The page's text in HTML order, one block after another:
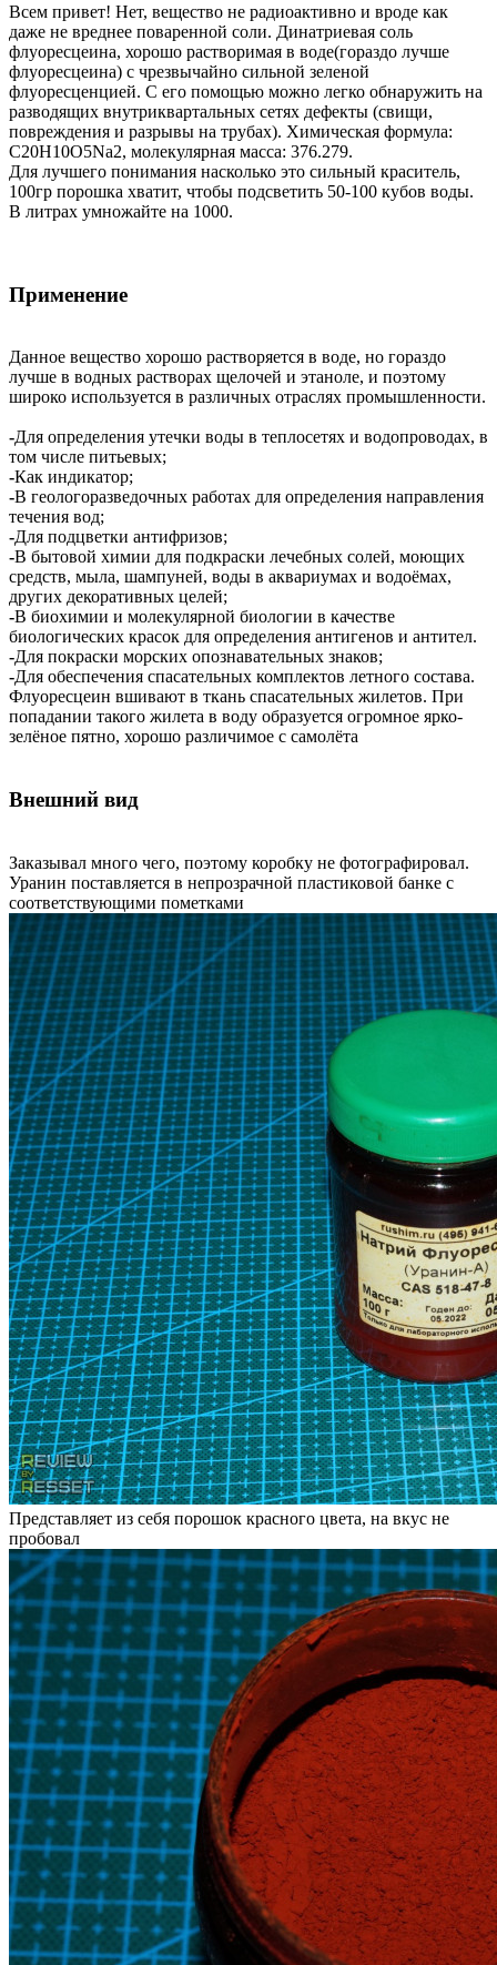
Всем привет! Нет, вещество не радиоактивно и вроде как
даже не вреднее поваренной соли. Динатриевая соль
флуоресцеина, хорошо растворимая в воде(гораздо лучше
флуоресцеина) с чрезвычайно сильной зеленой
флуоресценцией. С его помощью можно легко обнаружить на
разводящих внутриквартальных сетях дефекты (свищи,
повреждения и разрывы на трубах). Химическая формула:
C20H10O5Na2, молекулярная масса: 376.279.
Для лучшего понимания насколько это сильный краситель,
100гр порошка хватит, чтобы подсветить 50-100 кубов воды.
В литрах умножайте на 1000.
Применение
Данное вещество хорошо растворяется в воде, но гораздо
лучше в водных растворах щелочей и этаноле, и поэтому
широко используется в различных отраслях промышленности.
-Для определения утечки воды в теплосетях и водопроводах, в
том числе питьевых;
-Как индикатор;
-В геологоразведочных работах для определения направления
течения вод;
-Для подцветки антифризов;
-В бытовой химии для подкраски лечебных солей, моющих
средств, мыла, шампуней, воды в аквариумах и водоёмах,
других декоративных целей;
-В биохимии и молекулярной биологии в качестве
биологических красок для определения антигенов и антител.
-Для покраски морских опознавательных знаков;
-Для обеспечения спасательных комплектов летного состава.
Флуоресцеин вшивают в ткань спасательных жилетов. При
попадании такого жилета в воду образуется огромное ярко-
зелёное пятно, хорошо различимое с самолёта
Внешний вид
Заказывал много чего, поэтому коробку не фотографировал.
Уранин поставляется в непрозрачной пластиковой банке с
соответствующими пометками
Представляет из себя порошок красного цвета, на вкус не
пробовал